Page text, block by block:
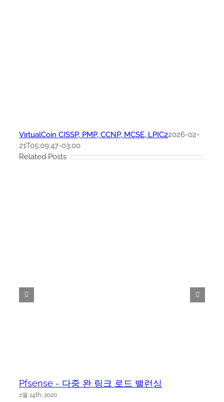
VirtualCoin CISSP, PMP, CCNP, MCSE, LPIC22026-02-
21T05:09:47-03:00
Related Posts
Pfsense - 다중 완 링크 로드 밸런싱
2월 14th, 2020